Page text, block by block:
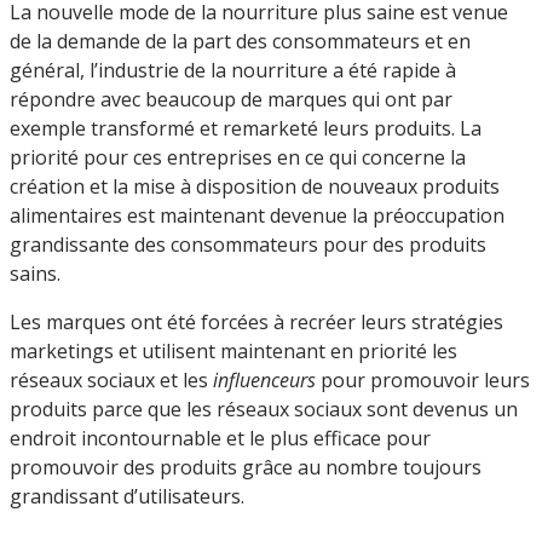
La nouvelle mode de la nourriture plus saine est venue
de la demande de la part des consommateurs et en
général, l’industrie de la nourriture a été rapide à
répondre avec beaucoup de marques qui ont par
exemple transformé et remarketé leurs produits. La
priorité pour ces entreprises en ce qui concerne la
création et la mise à disposition de nouveaux produits
alimentaires est maintenant devenue la préoccupation
grandissante des consommateurs pour des produits
sains.
Les marques ont été forcées à recréer leurs stratégies
marketings et utilisent maintenant en priorité les
réseaux sociaux et les influenceurs pour promouvoir leurs
produits parce que les réseaux sociaux sont devenus un
endroit incontournable et le plus efficace pour
promouvoir des produits grâce au nombre toujours
grandissant d’utilisateurs.